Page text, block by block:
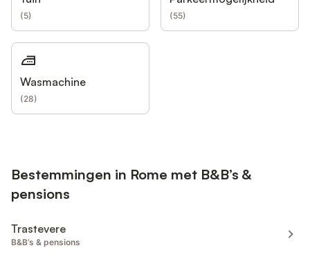
(5) (55)
Wasmachine
(28)
Bestemmingen in Rome met B&B’s &
pensions
Trastevere
B&B’s & pensions